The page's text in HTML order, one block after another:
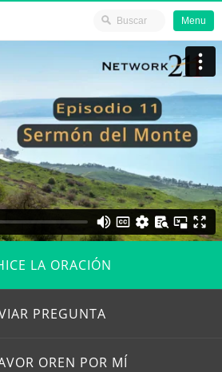
Menu
LA ORACIÓN
PREGUNTA
OREN POR MÍ